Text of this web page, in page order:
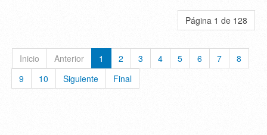
Página 1 de 128
Inicio Anterior 1 2 3 4 5 6 7
8
9
10 Siguiente Final